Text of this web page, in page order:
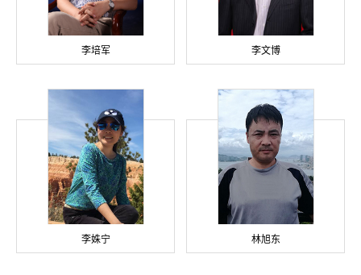
李培军 李文博
李姝宁 林旭东